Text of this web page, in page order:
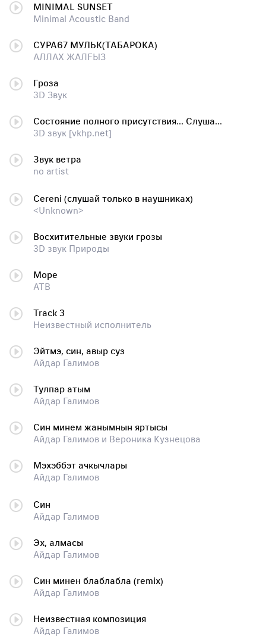
MINIMAL SUNSET
Minimal Acoustic Band
СУРА67 МУЛЬК(ТАБАРОКА)
AЛЛАX ЖАЛFЫЗ
Гроза
3D Звук
Состояние полного присутствия... Слушать только в наушниках и с закрытыми глазами
3D звук [vkhp.net]
Звук ветра
no artist
Cereni (слушай только в наушниках)
<Unknown>
Восхитительные звуки грозы
3D звук Природы
Море
ATB
Track 3
Неизвестный исполнитель
Эйтмэ, син, авыр суз
Айдар Галимов
Тулпар атым
Айдар Галимов
Син минем жанымнын яртысы
Айдар Галимов и Вероника Кузнецова
Мэхэббэт ачкычлары
Айдар Галимов
Син
Айдар Галимов
Эх, алмасы
Айдар Галимов
Син минен блаблабла (remix)
Айдар Галимов
Неизвестная композиция
Айдар Галимов